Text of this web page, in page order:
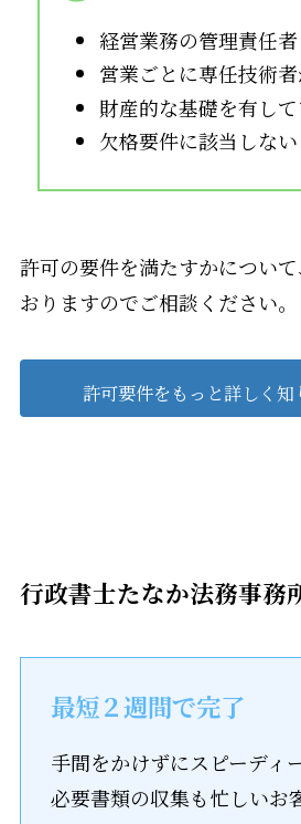
経営業務の管理責任者
営業ごとに専任技術
財産的な基礎を有して
欠格要件に該当しない
許可の要件を満たすかについ
おりますのでご相談ください。
許可要件をもっと詳しく知
行政書士たなか法務事務
最短２週間で完了
手間をかけずにスピーディ
必要書類の収集も忙しいお